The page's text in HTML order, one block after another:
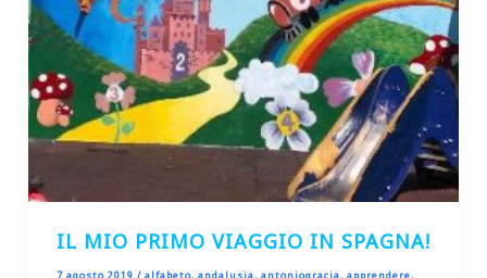
IL MIO PRIMO VIAGGIO IN SPAGNA!